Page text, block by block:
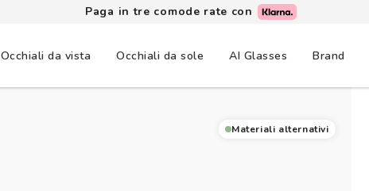
Paga in tre comode rate con
Occhiali da vista Occhiali da sole AI Glasses Brand
Materiali alternativi